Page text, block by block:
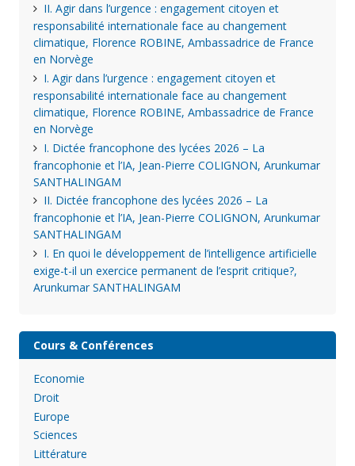
II. Agir dans l’urgence : engagement citoyen et
responsabilité internationale face au changement
climatique, Florence ROBINE, Ambassadrice de France
en Norvège
I. Agir dans l’urgence : engagement citoyen et
responsabilité internationale face au changement
climatique, Florence ROBINE, Ambassadrice de France
en Norvège
I. Dictée francophone des lycées 2026 – La
francophonie et l’IA, Jean-Pierre COLIGNON, Arunkumar
SANTHALINGAM
II. Dictée francophone des lycées 2026 – La
francophonie et l’IA, Jean-Pierre COLIGNON, Arunkumar
SANTHALINGAM
I. En quoi le développement de l’intelligence artificielle
exige-t-il un exercice permanent de l’esprit critique?,
Arunkumar SANTHALINGAM
Cours & Conférences
Economie
Droit
Europe
Sciences
Littérature